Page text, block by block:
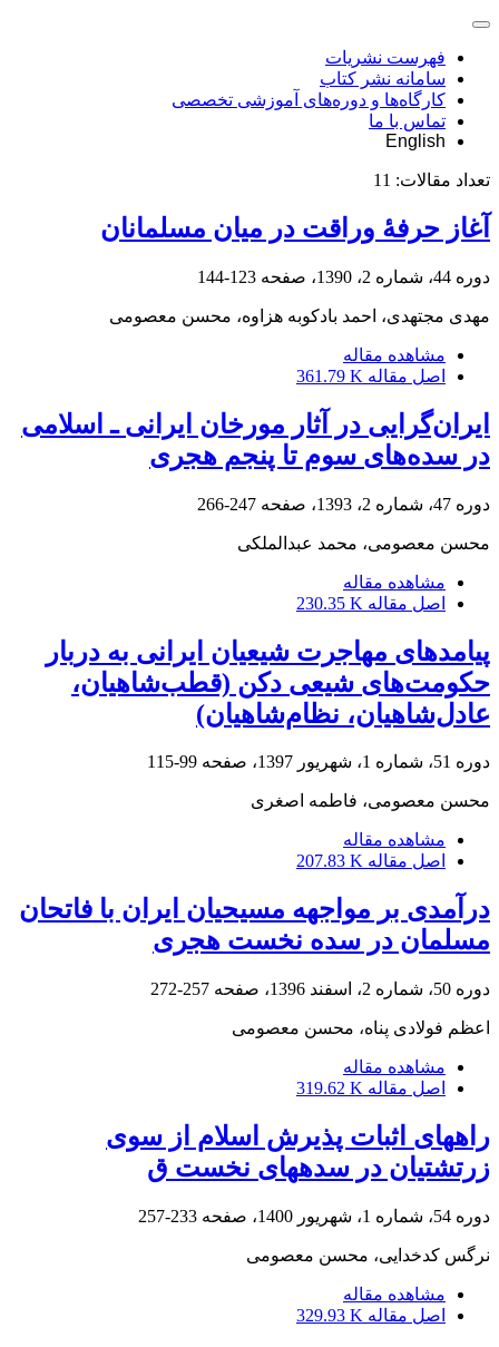
فهرست نشریات
سامانه نشر کتاب
کارگاه‌ها و دوره‌های آموزشی تخصصی
تماس با ما
English
تعداد مقالات: 11
آغاز حرفۀ وراقت در میان مسلمانان
دوره 44، شماره 2، 1390، صفحه 123-144
مهدی مجتهدی، احمد بادکوبه هزاوه، محسن معصومی
مشاهده مقاله
اصل مقاله 361.79 K
ایران‌گرایی در آثار مورخان ایرانی ـ اسلامی
در سده‌های سوم تا پنجم هجری
دوره 47، شماره 2، 1393، صفحه 247-266
محسن معصومی، محمد عبدالملکی
مشاهده مقاله
اصل مقاله 230.35 K
پیامدهای مهاجرت شیعیان ایرانی به دربار
حکومت‌های شیعی دکن (قطب‌شاهیان،
عادل‌شاهیان، نظام‌شاهیان)
دوره 51، شماره 1، شهریور 1397، صفحه 99-115
محسن معصومی، فاطمه اصغری
مشاهده مقاله
اصل مقاله 207.83 K
درآمدی بر مواجهه مسیحیان ایران با فاتحان
مسلمان در سده نخست هجری
دوره 50، شماره 2، اسفند 1396، صفحه 257-272
اعظم فولادی پناه، محسن معصومی
مشاهده مقاله
اصل مقاله 319.62 K
راه‎های اثبات پذیرش اسلام از سوی
زرتشتیان در سده‎های نخست ق
دوره 54، شماره 1، شهریور 1400، صفحه 233-257
نرگس کدخدایی، محسن معصومی
مشاهده مقاله
اصل مقاله 329.93 K